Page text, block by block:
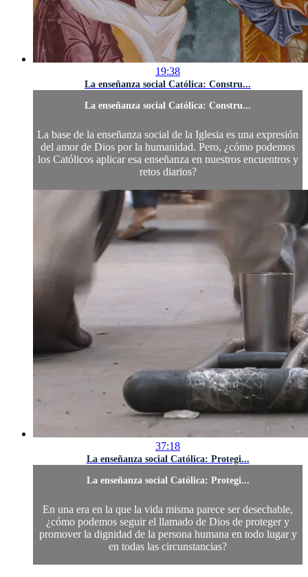
19:38
La enseñanza social Católica: Constru...
La enseñanza social Católica: Constru...
La base de la enseñanza social de la Iglesia es una expresión
del amor de Dios por la humanidad. Pero, ¿cómo podemos
los Católicos aplicar esa enseñanza en nuestros encuentros y
retos diarios?
37:18
La enseñanza social Católica: Protegi...
La enseñanza social Católica: Protegi...
En una era en la que la vida misma parece ser desechable,
¿cómo podemos seguir el llamado de Dios de proteger y
promover la dignidad de la persona humana en todo lugar y
en todas las circunstancias?